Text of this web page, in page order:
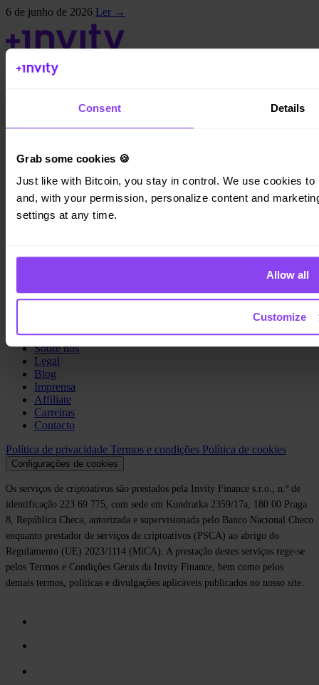
Consent Details
Grab some cookies 🍪
Just like with Bitcoin, you stay in control. We use cookies
and, with your permission, personalize content and
settings at any time.
Allow all
Customize
6 de junho de 2026 Ler →
Kundratka 2359/17a 180 00 Praga 8 República Checa
ID da empresa: 223 69 775
Invity
Empréstimos
Private
Sobre nós
Legal
Blog
Imprensa
Affiliate
Carreiras
Contacto
Política de privacidade Termos e condições Política de cookies
Configurações de cookies
Os serviços de criptoativos são prestados pela Invity Finance s.r.o., n.º de
identificação 223 69 775, com sede em Kundratka 2359/17a, 180 00 Praga
8, República Checa, autorizada e supervisionada pelo Banco Nacional Checo
enquanto prestador de serviços de criptoativos (PSCA) ao abrigo do
Regulamento (UE) 2023/1114 (MiCA). A prestação destes serviços rege-se
pelos Termos e Condições Gerais da Invity Finance, bem como pelos
demais termos, políticas e divulgações aplicáveis publicados no nosso site.